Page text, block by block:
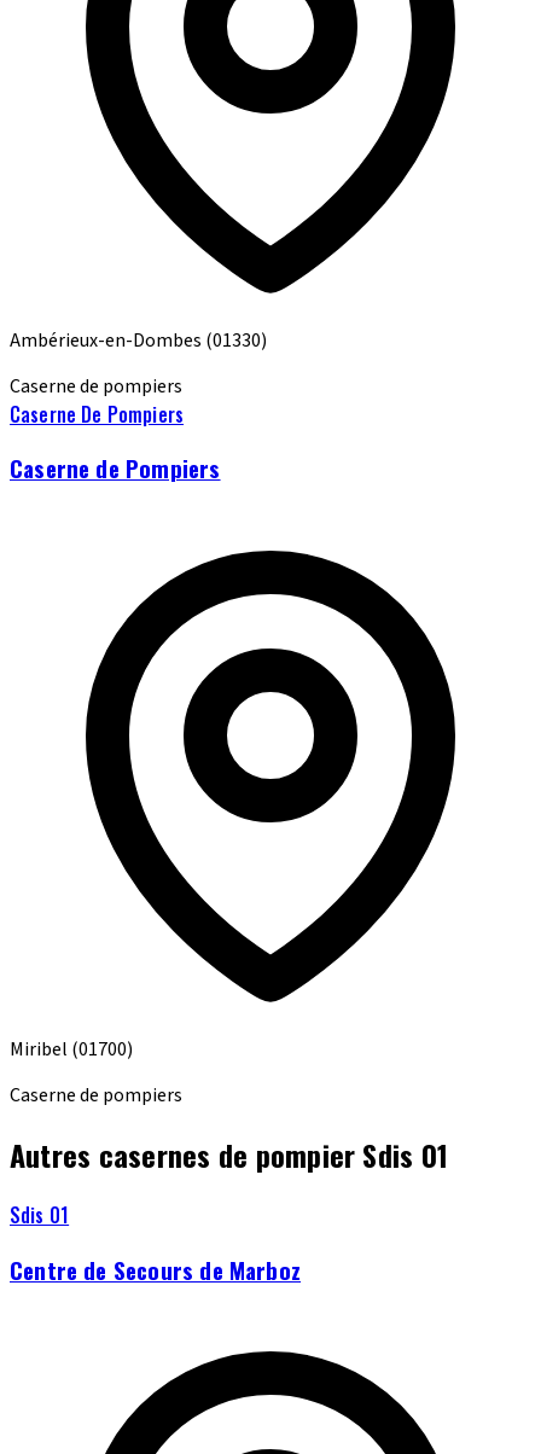
Ambérieux-en-Dombes (01330)
Caserne de pompiers
Caserne De Pompiers
Caserne de Pompiers
Miribel (01700)
Caserne de pompiers
Autres casernes de pompier Sdis 01
Sdis 01
Centre de Secours de Marboz